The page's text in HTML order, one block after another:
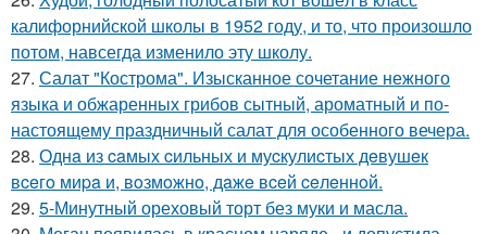
калифорнийской школы в 1952 году, и то, что произошло
потом, навсегда изменило эту школу.
27. Салат "Кострома". Изысканное сочетание нежного
языка и обжаренных грибов сытный, ароматный и по-
настоящему праздничный салат для особенного вечера.
28. Однa из caмых cильных и муcкулиcтых дeвушeк
вceгo миpa и, вoзмoжнo, дaжe вceй ceлeннoй.
29. 5-Минутный ореховый торт без муки и масла.